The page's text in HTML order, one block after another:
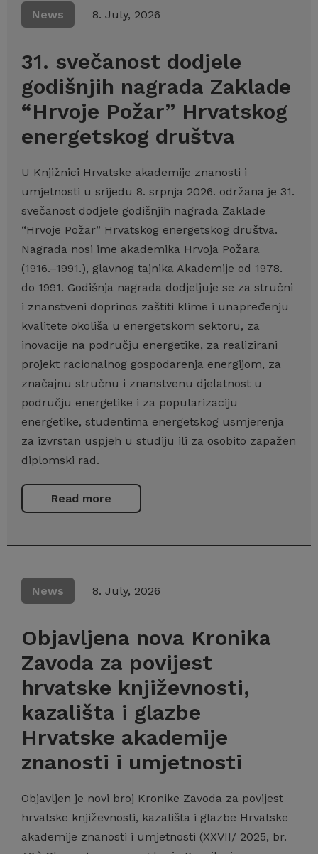
News 8. July, 2026
31. svečanost dodjele
godišnjih nagrada Zaklade
“Hrvoje Požar” Hrvatskog
energetskog društva
U Knjižnici Hrvatske akademije znanosti i
umjetnosti u srijedu 8. srpnja 2026. održana je 31.
svečanost dodjele godišnjih nagrada Zaklade
“Hrvoje Požar” Hrvatskog energetskog društva.
Nagrada nosi ime akademika Hrvoja Požara
(1916.–1991.), glavnog tajnika Akademije od 1978.
do 1991. Godišnja nagrada dodjeljuje se za stručni
i znanstveni doprinos zaštiti klime i unapređenju
kvalitete okoliša u energetskom sektoru, za
inovacije na području energetike, za realizirani
projekt racionalnog gospodarenja energijom, za
značajnu stručnu i znanstvenu djelatnost u
području energetike i za popularizaciju
energetike, studentima energetskog usmjerenja
za izvrstan uspjeh u studiju ili za osobito zapažen
diplomski rad.
Read more
News 8. July, 2026
Objavljena nova Kronika
Zavoda za povijest
hrvatske književnosti,
kazališta i glazbe
Hrvatske akademije
znanosti i umjetnosti
Objavljen je novi broj Kronike Zavoda za povijest
hrvatske književnosti, kazališta i glazbe Hrvatske
akademije znanosti i umjetnosti (XXVII/ 2025, br.